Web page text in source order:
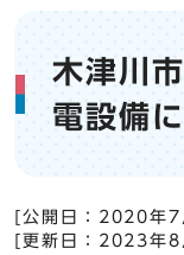
木津川
電設備
[公開日： 2020年7
[更新日： 2023年8